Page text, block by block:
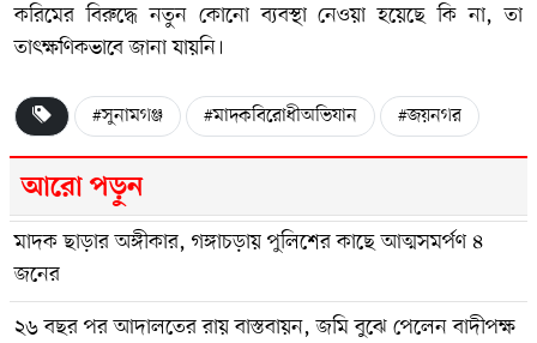
করিমের বিরুদ্ধে নতুন কোনো ব্যবস্থা নেওয়া হয়েছে কি না, তা
তাৎক্ষণিকভাবে জানা যায়নি।
#সুনামগঞ্জ #মাদকবিরোধীঅভিযান #জয়নগর
আরো পড়ুন
মাদক ছাড়ার অঙ্গীকার, গঙ্গাচড়ায় পুলিশের কাছে আত্মসমর্পণ ৪
জনের
২৬ বছর পর আদালতের রায় বাস্তবায়ন, জমি বুঝে পেলেন বাদীপক্ষ